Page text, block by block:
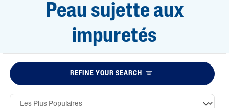
Peau sujette aux
impuretés
REFINE YOUR SEARCH